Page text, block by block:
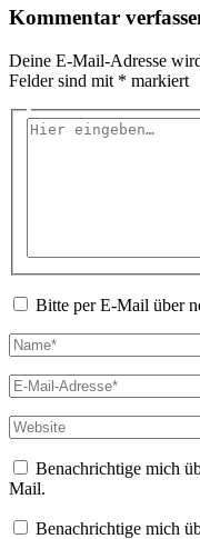
Kommentar
Deine E-Mail-Adresse
Felder sind mit * markiert
Hier
Bitte per E-Mail über
Name*
E-
Mail-
Adresse*
Website
Benachrichtige mich
Mail.
Benachrichtige mich